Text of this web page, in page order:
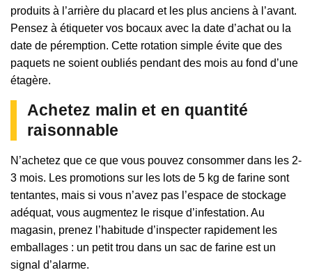
produits à l’arrière du placard et les plus anciens à l’avant.
Pensez à étiqueter vos bocaux avec la date d’achat ou la
date de péremption. Cette rotation simple évite que des
paquets ne soient oubliés pendant des mois au fond d’une
étagère.
Achetez malin et en quantité
raisonnable
N’achetez que ce que vous pouvez consommer dans les 2-
3 mois. Les promotions sur les lots de 5 kg de farine sont
tentantes, mais si vous n’avez pas l’espace de stockage
adéquat, vous augmentez le risque d’infestation. Au
magasin, prenez l’habitude d’inspecter rapidement les
emballages : un petit trou dans un sac de farine est un
signal d’alarme.